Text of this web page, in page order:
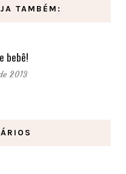
TAMBÉM:
bebê!
2013